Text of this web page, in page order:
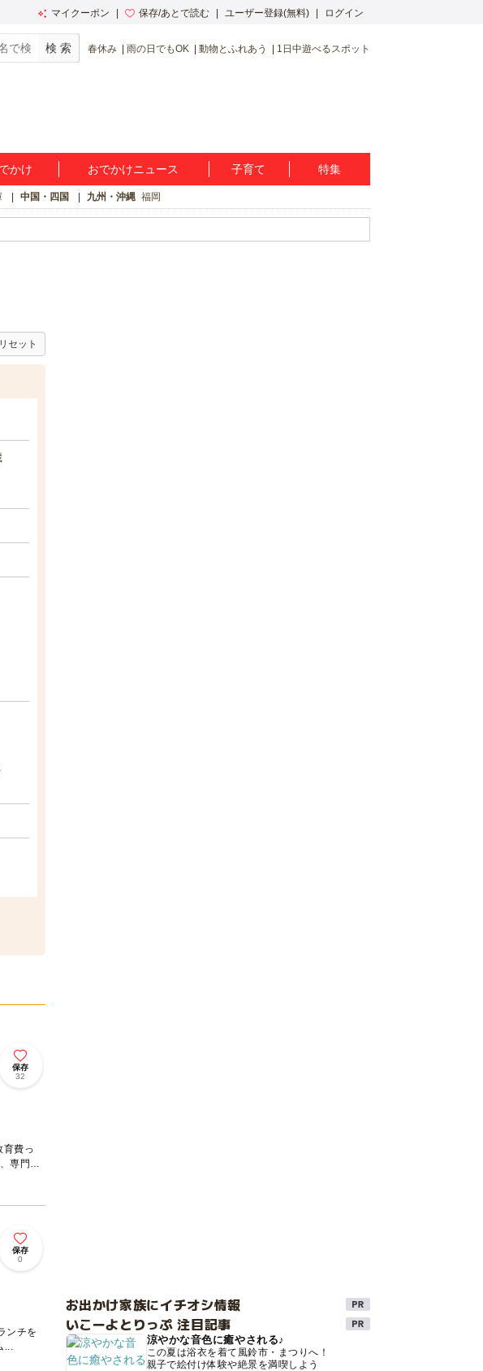
マイクーポン 保存/あとで読む ユーザー登録(無料) ログイン
春休み 雨の日でもOK 動物とふれあう 1日中遊べるスポット
かけ おでかけニュース 子育て 特集
中国・四国 九州・沖縄 福岡
セット
保存
32
育費っ
専門の
保存
0
ンチを
...
お出かけ家族にイチオシ情報
いこーよとりっぷ 注目記事
涼やかな音色に癒やされる♪
この夏は浴衣を着て風鈴市・まつりへ！
親子で絵付け体験や絶景を満喫しよう